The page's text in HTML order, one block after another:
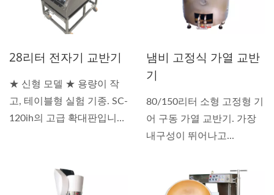
28리터 전자기 교반기
★ 신형 모델 ★ 용량이 작
고, 테이블형 실험 기종. SC-
120ih의 고급 확대판입니
냄비 고정식 가열 교반
기
80/150리터 소형 고정형 기
어 구동 가열 교반기. 가장
내구성이 뛰어나고...